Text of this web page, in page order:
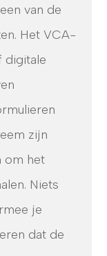
van de
Het VCA-
digitale
zijn
om het
Niets
je
dat de